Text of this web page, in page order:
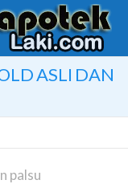
ASLI DAN
palsu